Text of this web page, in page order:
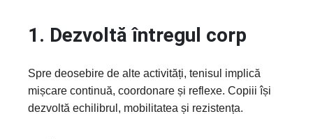
1. Dezvoltă întregul corp
Spre deosebire de alte activități, tenisul implică
mișcare continuă, coordonare și reflexe. Copiii își
dezvoltă echilibrul, mobilitatea și rezistența.